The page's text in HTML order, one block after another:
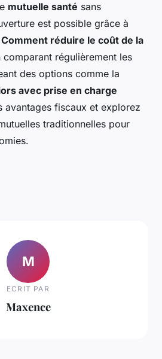
mutuelle santé sans
est possible grâce à
Comment réduire le coût de la
comparant régulièrement les
des options comme la
avec prise en charge
avantages fiscaux et explorez
traditionnelles pour
M
ECRIT PAR
Maxence